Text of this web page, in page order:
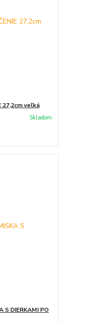
27,2cm veľká
Skladom
S DIERKAMI PO